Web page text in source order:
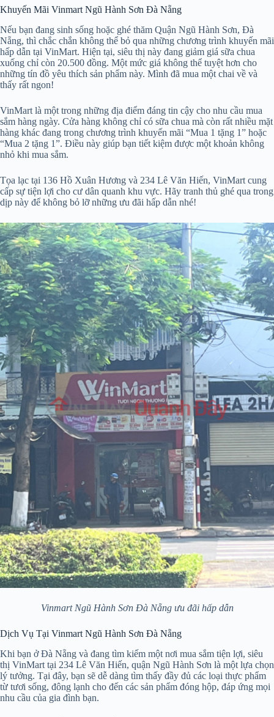
Khuyến Mãi Vinmart Ngũ Hành Sơn Đà Nẵng
Nếu bạn đang sinh sống hoặc ghé thăm Quận Ngũ Hành Sơn, Đà
Nẵng, thì chắc chắn không thể bỏ qua những chương trình khuyến mãi
hấp dẫn tại VinMart. Hiện tại, siêu thị này đang giảm giá sữa chua
xuống chỉ còn 20.500 đồng. Một mức giá không thể tuyệt hơn cho
những tín đồ yêu thích sản phẩm này. Mình đã mua một chai về và
thấy rất ngon!
VinMart là một trong những địa điểm đáng tin cậy cho nhu cầu mua
sắm hàng ngày. Cửa hàng không chỉ có sữa chua mà còn rất nhiều mặt
hàng khác đang trong chương trình khuyến mãi “Mua 1 tặng 1” hoặc
“Mua 2 tặng 1”. Điều này giúp bạn tiết kiệm được một khoản không
nhỏ khi mua sắm.
Tọa lạc tại 136 Hồ Xuân Hương và 234 Lê Văn Hiến, VinMart cung
cấp sự tiện lợi cho cư dân quanh khu vực. Hãy tranh thủ ghé qua trong
dịp này để không bỏ lỡ những ưu đãi hấp dẫn nhé!
Vinmart Ngũ Hành Sơn Đà Nẵng ưu đãi hấp dẫn
Dịch Vụ Tại Vinmart Ngũ Hành Sơn Đà Nẵng
Khi bạn ở Đà Nẵng và đang tìm kiếm một nơi mua sắm tiện lợi, siêu
thị VinMart tại 234 Lê Văn Hiến, quận Ngũ Hành Sơn là một lựa chọn
lý tưởng. Tại đây, bạn sẽ dễ dàng tìm thấy đầy đủ các loại thực phẩm
từ tươi sống, đông lạnh cho đến các sản phẩm đóng hộp, đáp ứng mọi
nhu cầu của gia đình bạn.